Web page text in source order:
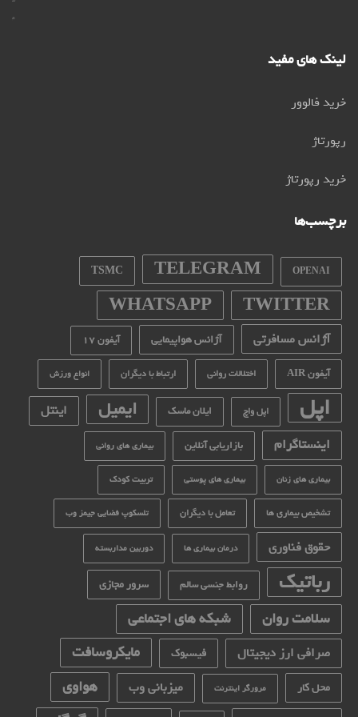
لینک های مفید
خرید فالوور
رپورتاژ
خرید رپورتاژ
برچسب‌ها
OPENAI
TELEGRAM
TSMC
TWITTER
WHATSAPP
آژانس مسافرتی آژانس هواپیمایی آیفون 17
آیفون AIR اختلالات روانی ارتباط با دیگران انواع ورزش
اپل اپل واچ ایلان ماسک ایمیل اینتل
اینستاگرام بازاریابی آنلاین بیماری های روانی
بیماری های زنان بیماری های پوستی تربیت کودک
تشخیص بیماری ها تعامل با دیگران تلسکوپ فضایی جیمز وب
حقوق فناوری درمان بیماری ها دوربین مداربسته
رباتیک روابط جنسی سالم سرور مجازی
سلامت روان شبکه های اجتماعی
صرافی ارز دیجیتال فیسبوک مایکروسافت
محل کار مرورگر اینترنت میزبانی وب هواوی